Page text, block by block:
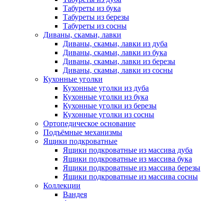
Табуреты из бука
Табуреты из березы
Табуреты из сосны
Диваны, скамьи, лавки
Диваны, скамьи, лавки из дуба
Диваны, скамьи, лавки из бука
Диваны, скамьи, лавки из березы
Диваны, скамьи, лавки из сосны
Кухонные уголки
Кухонные уголки из дуба
Кухонные уголки из бука
Кухонные уголки из березы
Кухонные уголки из сосны
Ортопедическое основание
Подъёмные механизмы
Ящики подкроватные
Ящики подкроватные из массива дуба
Ящики подкроватные из массива бука
Ящики подкроватные из массива березы
Ящики подкроватные из массива сосны
Коллекции
Вандея